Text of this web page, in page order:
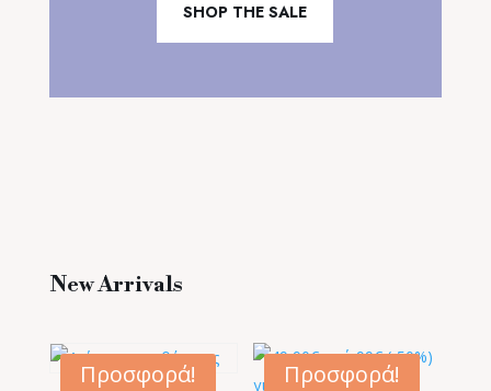
SHOP THE SALE
New Arrivals
Προσφορά!
Προσφορά!